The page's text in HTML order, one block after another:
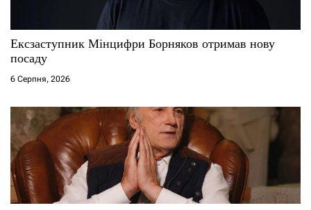
с
і
в
Ексзаступник Мінцифри Борняков отримав нову
посаду
6 Серпня, 2026